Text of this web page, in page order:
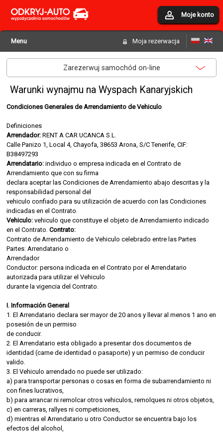
Moje konto
Moja rezerwacja
Menu
Zarezerwuj samochód on-line
Warunki wynajmu na Wyspach Kanaryjskich
Condiciones Generales de Arrendamiento de Vehiculo
Definiciones
Arrendador: RENT A CAR UCANCA S.L.
Calle Panizo 1, Local 4, Chayofa, 38653 Arona, S/C Tenerife, CIF:
B38497293
Arrendatario: individuo o empresa indicada en el Contrato de
Arrendamiento que con su firma
declara aceptar las Condiciones de Arrendamiento abajo descritas y la
responsabilidad personal del
vehiculo confiado para su utilización de acuerdo con las Condiciones
indicadas en el Contrato.
Vehiculo: vehiculo que constituye el objeto de Arrendamiento indicado
en el Contrato.Contrato:
Contrato de Arrendamiento de Vehiculo celebrado entre las Partes
Partes: Arrendatario o
Arrendador
Conductor: persona indicada en el Contrato por el Arrendatario
autorizada para utilizar el Vehiculo
durante la vigencia del Contrato.
I. Información General
1. El Arrendatario declara ser mayor de 20 anos y llevar al menos 1 ano en
posesión de un permiso
de conducir.
2. El Arrendatario esta obligado a presentar dos documentos de
identidad (carne de identidad o pasaporte) y un permiso de conducir
valido.
3. El Vehiculo arrendado no puede ser utilizado:
a) para transportar personas o cosas en forma de subarrendamiento ni
con fines lucrativos,
b) para arrancar ni remolcar otros vehiculos, remolques ni otros objetos,
c) en carreras, rallyes ni competiciones,
d) mientras el Arrendatario u otro Conductor se encuentra bajo los
efectos del alcohol,